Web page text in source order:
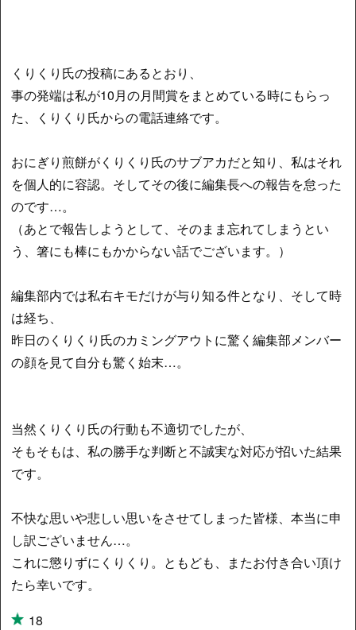
くりくり氏の投稿にあるとおり、
事の発端は私が10月の月間賞をまとめている時にもらっ
た、くりくり氏からの電話連絡です。
おにぎり煎餅がくりくり氏のサブアカだと知り、私はそれ
を個人的に容認。そしてその後に編集長への報告を怠った
のです…。
（あとで報告しようとして、そのまま忘れてしまうとい
う、箸にも棒にもかからない話でございます。）
編集部内では私右キモだけが与り知る件となり、そして時
は経ち、
昨日のくりくり氏のカミングアウトに驚く編集部メンバー
の顔を見て自分も驚く始末…。
当然くりくり氏の行動も不適切でしたが、
そもそもは、私の勝手な判断と不誠実な対応が招いた結果
です。
不快な思いや悲しい思いをさせてしまった皆様、本当に申
し訳ございません…。
これに懲りずにくりくり。ともども、またお付き合い頂け
たら幸いです。
18